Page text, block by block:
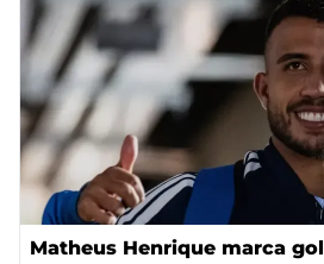
Matheus Henrique marca gol